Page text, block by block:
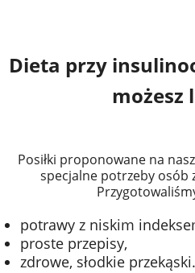
Dieta przy
możesz
Posiłki proponowane na
specjalne potrzeby osób
potrawy z niskim
proste przepisy,
zdrowe, słodkie przekąski.